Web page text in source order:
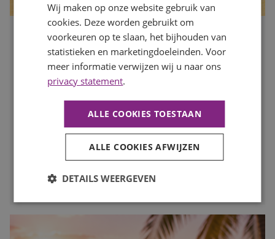
Is jouw organisatie klaar voor de drukke maanden? Zo
zorg je dat je op tijd de juiste mensen vindt
Publicatiedatum7 augustus 2026
AuteurMayra Wokke
te kijken en op tijd in te spelen op de personeelsbehoefte
voor de drukke maanden. In deze blog lees je waarom
vroeg starten met werven het verschil kan maken.
LEES MEER
Wij maken op onze website gebruik van
cookies. Deze worden gebruikt om
voorkeuren op te slaan, het bijhouden van
statistieken en marketingdoeleinden. Voor
meer informatie verwijzen wij u naar ons
privacy statement.
ALLE COOKIES TOESTAAN
ALLE COOKIES AFWIJZEN
DETAILS WEERGEVEN